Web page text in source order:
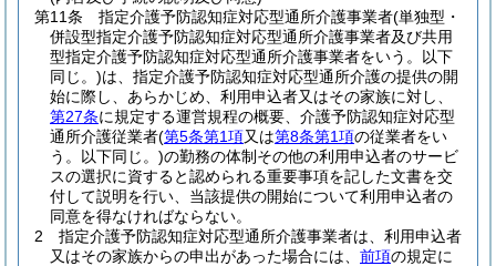
第11条
指定介護予防認知症対応型通所介護事業者(単独型・
併設型指定介護予防認知症対応型通所介護事業者及び共用
型指定介護予防認知症対応型通所介護事業者をいう。以下
同じ。)は、指定介護予防認知症対応型通所介護の提供の開
始に際し、あらかじめ、利用申込者又はその家族に対し、
第27条に規定する運営規程の概要、介護予防認知症対応型
通所介護従業者(第5条第1項又は第8条第1項の従業者をい
う。以下同じ。)の勤務の体制その他の利用申込者のサービ
スの選択に資すると認められる重要事項を記した文書を交
付して説明を行い、当該提供の開始について利用申込者の
同意を得なければならない。
2
指定介護予防認知症対応型通所介護事業者は、利用申込者
又はその家族からの申出があった場合には、 前項の規定に